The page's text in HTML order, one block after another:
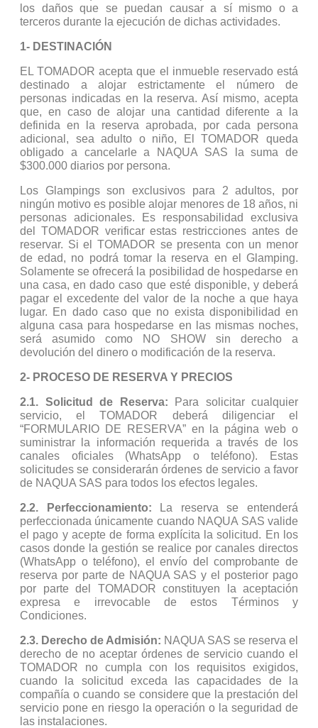
los daños que se puedan causar a sí mismo o a
terceros durante la ejecución de dichas actividades.
1- DESTINACIÓN
EL TOMADOR acepta que el inmueble reservado está
destinado a alojar estrictamente el número de
personas indicadas en la reserva. Así mismo, acepta
que, en caso de alojar una cantidad diferente a la
definida en la reserva aprobada, por cada persona
adicional, sea adulto o niño, El TOMADOR queda
obligado a cancelarle a NAQUA SAS la suma de
$300.000 diarios por persona.
Los Glampings son exclusivos para 2 adultos, por
ningún motivo es posible alojar menores de 18 años, ni
personas adicionales. Es responsabilidad exclusiva
del TOMADOR verificar estas restricciones antes de
reservar. Si el TOMADOR se presenta con un menor
de edad, no podrá tomar la reserva en el Glamping.
Solamente se ofrecerá la posibilidad de hospedarse en
una casa, en dado caso que esté disponible, y deberá
pagar el excedente del valor de la noche a que haya
lugar. En dado caso que no exista disponibilidad en
alguna casa para hospedarse en las mismas noches,
será asumido como NO SHOW sin derecho a
devolución del dinero o modificación de la reserva.
2- PROCESO DE RESERVA Y PRECIOS
2.1. Solicitud de Reserva: Para solicitar cualquier
servicio, el TOMADOR deberá diligenciar el
“FORMULARIO DE RESERVA” en la página web o
suministrar la información requerida a través de los
canales oficiales (WhatsApp o teléfono). Estas
solicitudes se considerarán órdenes de servicio a favor
de NAQUA SAS para todos los efectos legales.
2.2. Perfeccionamiento: La reserva se entenderá
perfeccionada únicamente cuando NAQUA SAS valide
el pago y acepte de forma explícita la solicitud. En los
casos donde la gestión se realice por canales directos
(WhatsApp o teléfono), el envío del comprobante de
reserva por parte de NAQUA SAS y el posterior pago
por parte del TOMADOR constituyen la aceptación
expresa e irrevocable de estos Términos y
Condiciones.
2.3. Derecho de Admisión: NAQUA SAS se reserva el
derecho de no aceptar órdenes de servicio cuando el
TOMADOR no cumpla con los requisitos exigidos,
cuando la solicitud exceda las capacidades de la
compañía o cuando se considere que la prestación del
servicio pone en riesgo la operación o la seguridad de
las instalaciones.